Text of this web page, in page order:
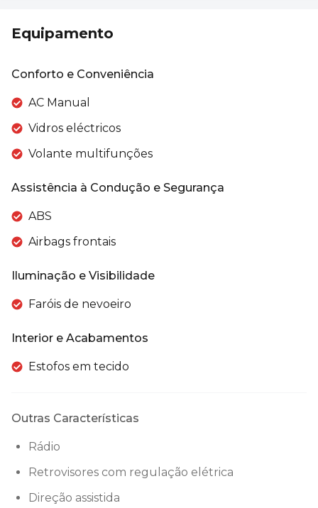
Equipamento
Conforto e Conveniência
AC Manual
Vidros eléctricos
Volante multifunções
Assistência à Condução e Segurança
ABS
Airbags frontais
Iluminação e Visibilidade
Faróis de nevoeiro
Interior e Acabamentos
Estofos em tecido
Outras Características
Rádio
Retrovisores com regulação elétrica
Direção assistida